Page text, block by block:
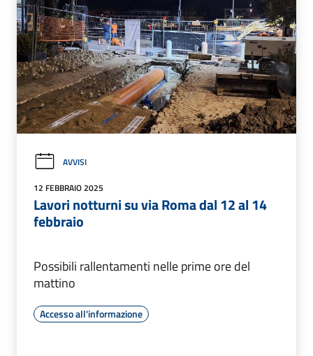
AVVISI
12 FEBBRAIO 2025
Lavori notturni su via Roma dal 12 al 14
febbraio
Possibili rallentamenti nelle prime ore del
mattino
Accesso all'informazione